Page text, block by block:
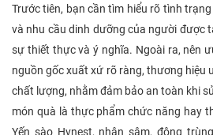
Trước tiên, bạn cần tìm hiểu rõ tình
và nhu cầu dinh dưỡng của người được
sự thiết thực và ý nghĩa. Ngoài ra, nên
nguồn gốc xuất xứ rõ ràng, thương hiệu
chất lượng, nhằm đảm bảo an toàn khi
món quà là thực phẩm chức năng hay